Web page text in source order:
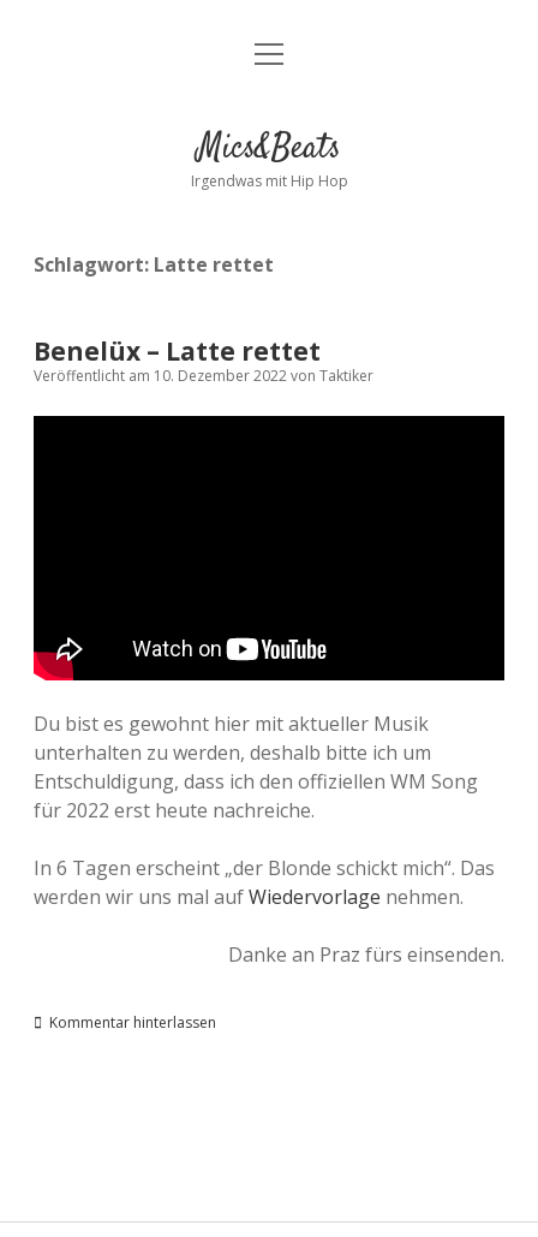
Kontakt
facebookinstagram
bandcamp
spotify
Menü
Mics&Beats
Irgendwas mit Hip Hop
Schlagwort: Latte rettet
Benelüx – Latte rettet
Veröffentlicht am 10. Dezember 2022von Taktiker
Du bist es gewohnt hier mit aktueller Musik
unterhalten zu werden, deshalb bitte ich um
Entschuldigung, dass ich den offiziellen WM Song
für 2022 erst heute nachreiche.
In 6 Tagen erscheint „der Blonde schickt mich“. Das
werden wir uns mal aufWiedervorlage nehmen.
Danke an Praz fürs einsenden.
Kommentar hinterlassen